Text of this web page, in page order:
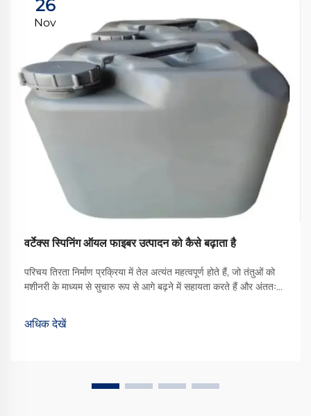
26
Nov
वर्टेक्स स्पिनिंग ऑयल फाइबर उत्पादन को कैसे बढ़ाता है
परिचय तिरता निर्माण प्रक्रिया में तेल अत्यंत महत्वपूर्ण होते हैं, जो तंतुओं को
मशीनरी के माध्यम से सुचारु रूप से आगे बढ़ने में सहायता करते हैं और अंततः
वॉर्टेक्स स्पिनिंग ऑयल एक प्रकार का ... बन गया है
अधिक देखें